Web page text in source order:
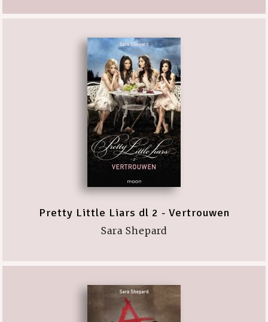
Pretty Little Liars dl 2 - Vertrouwen
Sara Shepard